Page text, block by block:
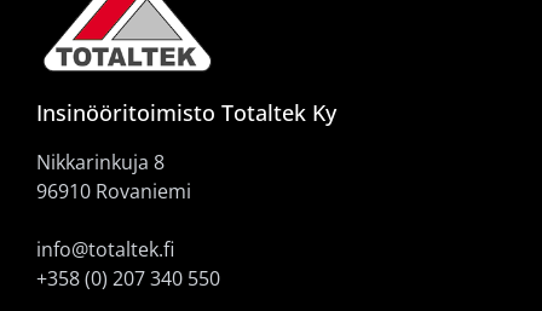
Insinööritoimisto Totaltek Ky
Nikkarinkuja 8
96910 Rovaniemi
info@totaltek.fi
+358 (0) 207 340 550